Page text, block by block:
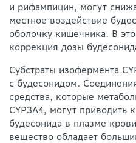
и рифампицин, могут
местное воздействие
оболочку кишечника. В
коррекция дозы
Субстраты изофермента
с будесонидом.
средства, которые
CYP3А4, могут приводить
будесонида в плазме
вещество обладает